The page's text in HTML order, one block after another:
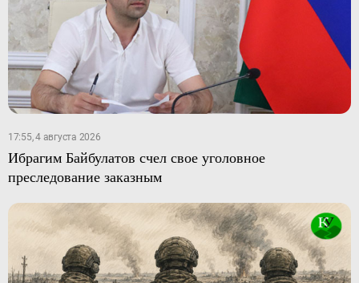
17:55, 4 августа 2026
Ибрагим Байбулатов счел свое уголовное
преследование заказным